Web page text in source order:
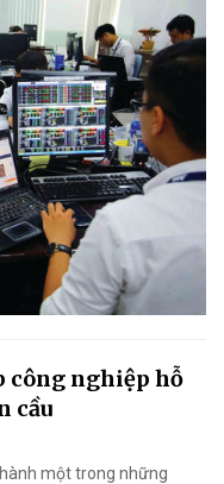
công nghiệp hỗ
cầu
một trong những